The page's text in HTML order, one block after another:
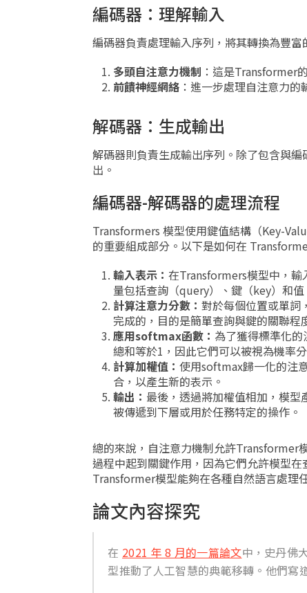
編碼器：理解輸入
編碼器負責處理輸入序列，將其轉換為豐
多頭自注意力機制 ：這是Transformer
前饋神經網絡 ：進一步處理自注意力
解碼器：生成輸出
解碼器則負責生成輸出序列。除了包含與
出。
編碼器-解碼器的處理流程
Transformers 模型使用鍵值結構（Key-
的重要組成部分。以下是如何在
輸入表示：在Transformers模型中，
量包括查詢（query）、鍵（key）和
計算注意力分數：對於每個位置或單詞
完成的，目的是簡單查詢與鍵的關聯程
應用softmax函數： 為了獲得標準化
總和等於1，因此它們可以被視為機率
計算加權值：使用softmax歸一化的注
合，以產生新的表示。
輸出： 最後，透過將加權值相加，模
被傳遞到下層或用於任務特定的操作。
總的來說，自注意力機制允許Transformer
過程中起到關鍵作用，因為它們允許模型
Transformer模型能夠在各種自然語言處理
論文內容探究
在 2021 年 8 月的一篇論文中，史丹佛
型推動了人工智慧的典範移轉。他們寫